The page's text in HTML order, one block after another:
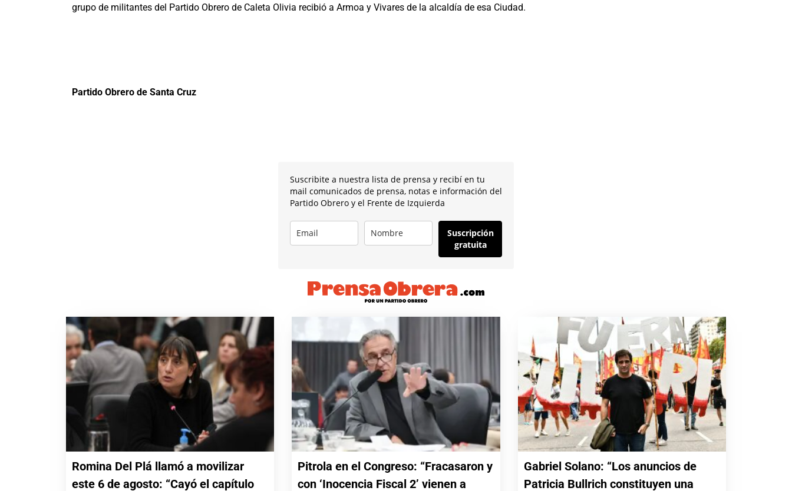
grupo de militantes del Partido Obrero de Caleta Olivia recibió a Armoa y Vivares de la alcaldía de esa Ciudad.
Partido Obrero de Santa Cruz
Suscribite a nuestra lista de prensa y recibí en tu
mail comunicados de prensa, notas e información del
Partido Obrero y el Frente de Izquierda
Suscripción
gratuita
Romina Del Plá llamó a movilizar
este 6 de agosto: “Cayó el capítulo
Pitrola en el Congreso: “Fracasaron y
con ‘Inocencia Fiscal 2’ vienen a
Gabriel Solano: “Los anuncios de
Patricia Bullrich constituyen una